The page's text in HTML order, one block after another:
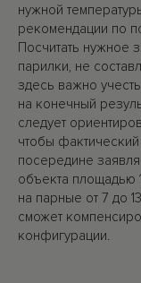
нужной
рекомендации по
Посчитать нужное
парилки, не
здесь важно
на конечный
следует
чтобы
посередине
объекта площадью
на парные от 7 до
сможет
конфигурации.